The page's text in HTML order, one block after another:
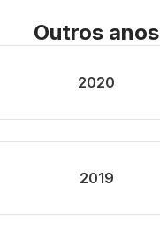
Outros anos
2020
2019